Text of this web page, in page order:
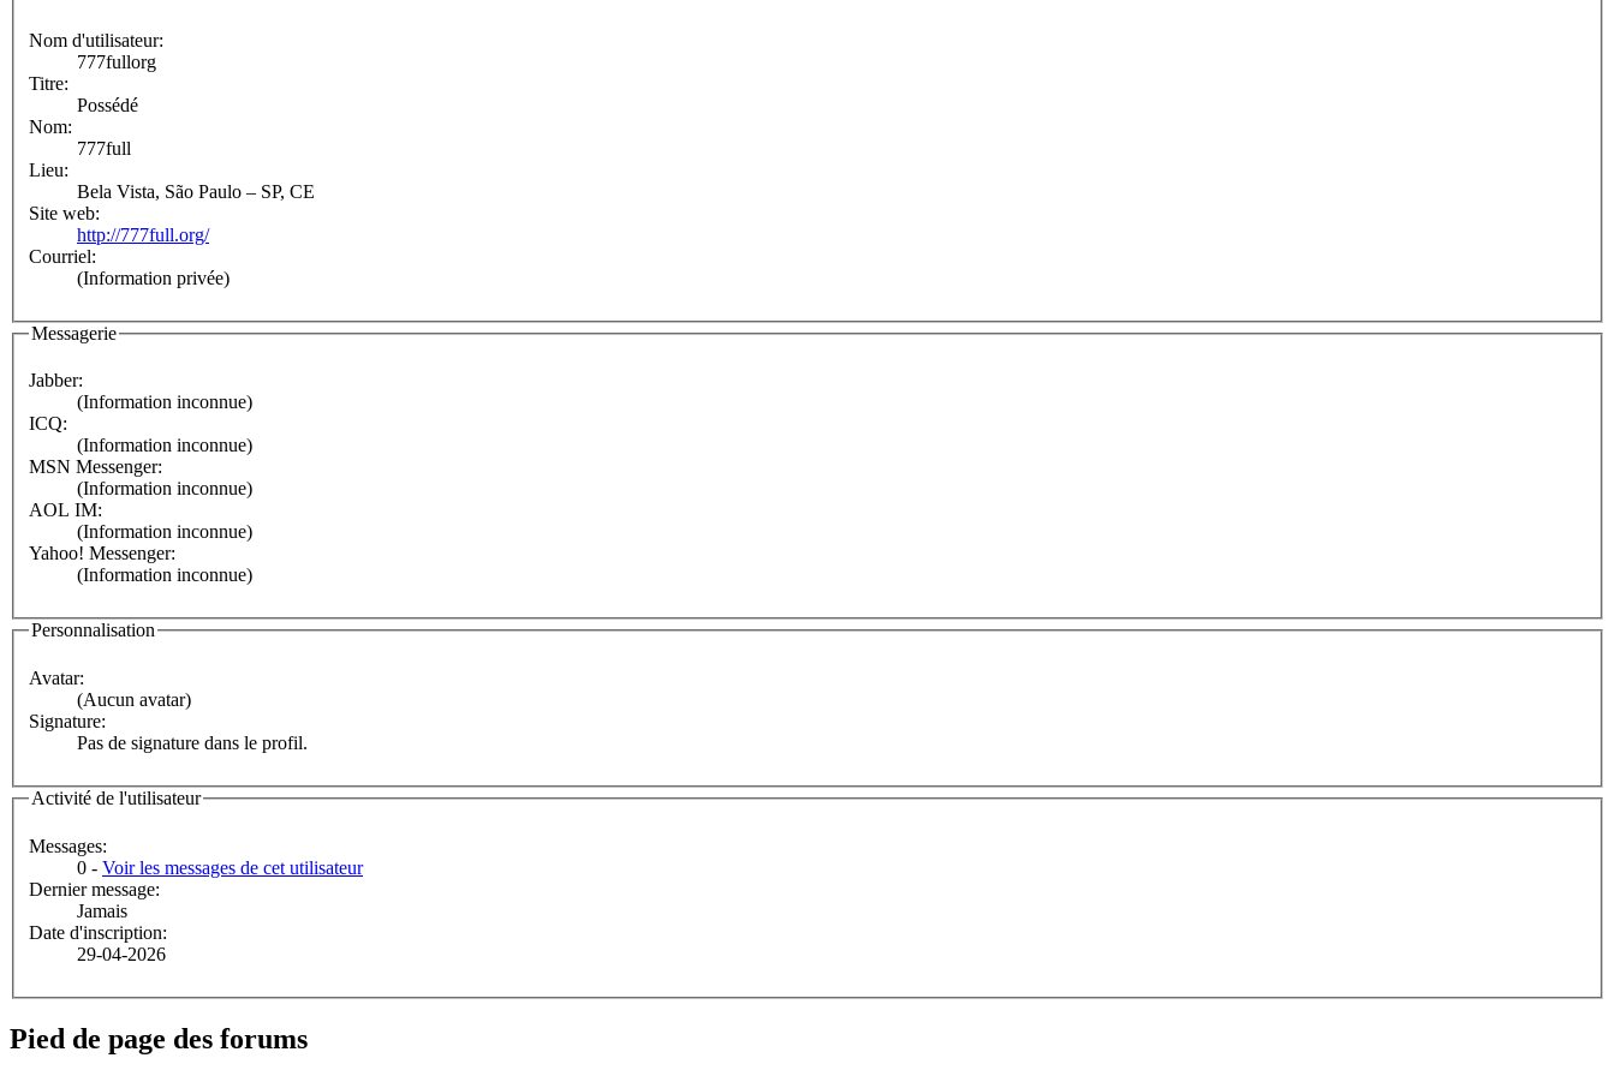
Nom d'utilisateur:
777fullorg
Titre:
Possédé
Nom:
777full
Lieu:
Bela Vista, São Paulo – SP, CE
Site web:
http://777full.org/
Courriel:
(Information privée)
Messagerie
Jabber:
(Information inconnue)
ICQ:
(Information inconnue)
MSN Messenger:
(Information inconnue)
AOL IM:
(Information inconnue)
Yahoo! Messenger:
(Information inconnue)
Personnalisation
Avatar:
(Aucun avatar)
Signature:
Pas de signature dans le profil.
Activité de l'utilisateur
Messages:
0 - Voir les messages de cet utilisateur
Dernier message:
Jamais
Date d'inscription:
29-04-2026
Pied de page des forums